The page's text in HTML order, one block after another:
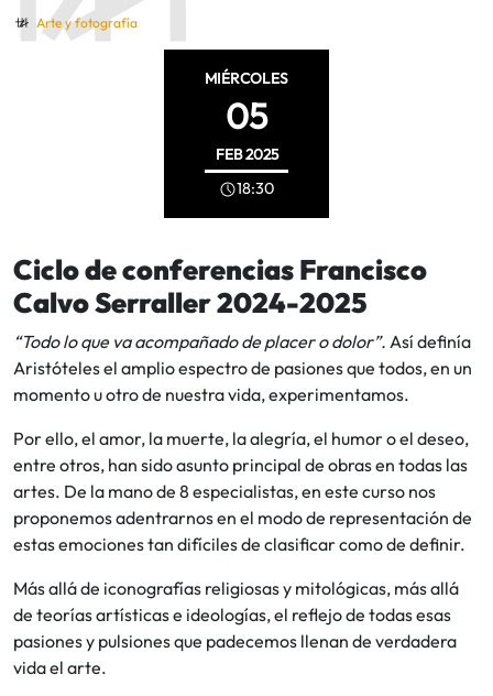
Arte y fotografía
MIÉRCOLES
05
FEB2025
18:30
Ciclo de conferencias Francisco
Calvo Serraller 2024-2025
“Todo lo que va acompañado de placer o dolor”. Así definía
Aristóteles el amplio espectro de pasiones que todos, en un
momento u otro de nuestra vida, experimentamos.
Por ello, el amor, la muerte, la alegría, el humor o el deseo,
entre otros, han sido asunto principal de obras en todas las
artes. De la mano de 8 especialistas, en este curso nos
proponemos adentrarnos en el modo de representación de
estas emociones tan difíciles de clasificar como de definir.
Más allá de iconografías religiosas y mitológicas, más allá
de teorías artísticas e ideologías, el reflejo de todas esas
pasiones y pulsiones que padecemos llenan de verdadera
vida el arte.